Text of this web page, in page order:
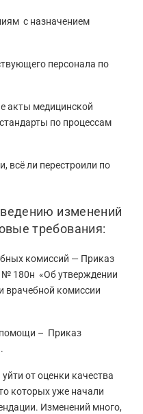
с назначением
персонала по
акты медицинской
по процессам
всё ли перестроили по
изменений
требования:
комиссий — Приказ
№ 180н «Об утверждении
врачебной комиссии
– Приказ
от оценки качества
которых уже начали
Изменений много,